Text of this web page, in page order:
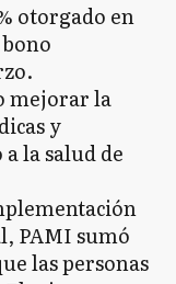
otorgado en
mejorar la
y
la salud de
PAMI sumó
las personas